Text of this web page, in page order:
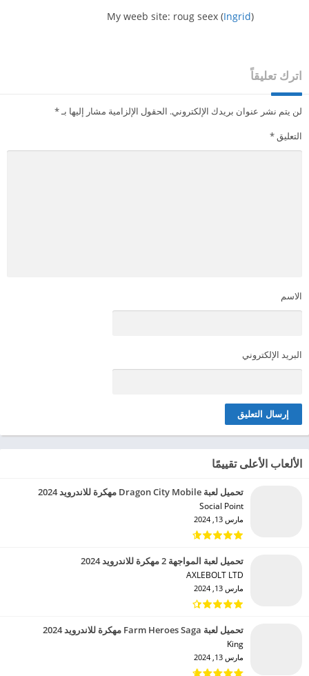
My weeb site: roug seex (Ingrid)
اترك تعليقاً
لن يتم نشر عنوان بريدك الإلكتروني. الحقول الإلزامية مشار إليها بـ*
التعليق*
الاسم
البريد الإلكتروني
الألعاب الأعلى تقييمًا
تحميل لعبة Dragon City Mobile مهكرة للاندرويد 2024
Social Point‏
مارس 13, 2024
تحميل لعبة المواجهة 2 مهكرة للاندرويد 2024
AXLEBOLT LTD‏
مارس 13, 2024
تحميل لعبة Farm Heroes Saga مهكرة للاندرويد 2024
King‏
مارس 13, 2024